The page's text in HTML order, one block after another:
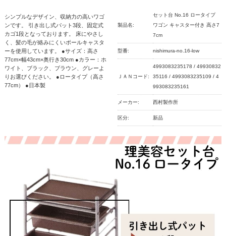
シンプルなデザイン、収納力の高いワゴ
ンです。 引き出し式パット3段、固定式
カゴ1段となっております。 床にやさし
く、髪の毛が絡みにくいポールキャスタ
ーを使用しています。 ●サイズ：高さ
77cm×幅43cm×奥行き30cm ●カラー：ホ
ワイト、ブラック、ブラウン、グレーよ
りお選びください。 ●ロータイプ（高さ
77cm） ●日本製
製品名:
セット台 No.16 ロータイプ
ワゴン キャスター付き 高さ7
7cm
型番: nishimura-no.16-low
ＪＡＮコード:
4993083235178 / 49930832
35116 / 4993083235109 / 4
993083235161
メーカー: 西村製作所
区分: 新品